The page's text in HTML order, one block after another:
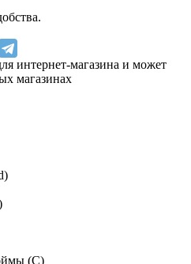
интернет-магазина и может
магазинах
(C)